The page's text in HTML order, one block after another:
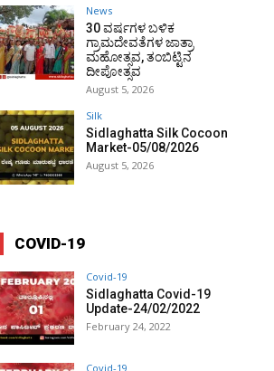
News
30 ವರ್ಷಗಳ ಬಳಿಕ
ಗ್ರಾಮದೇವತೆಗಳ ಜಾತ್ರಾ
ಮಹೋತ್ಸವ, ತಂಬಿಟ್ಟಿನ
ದೀಪೋತ್ಸವ
August 5, 2026
Silk
Sidlaghatta Silk Cocoon
Market-05/08/2026
August 5, 2026
COVID-19
Covid-19
Sidlaghatta Covid-19
Update-24/02/2022
February 24, 2022
Covid-19